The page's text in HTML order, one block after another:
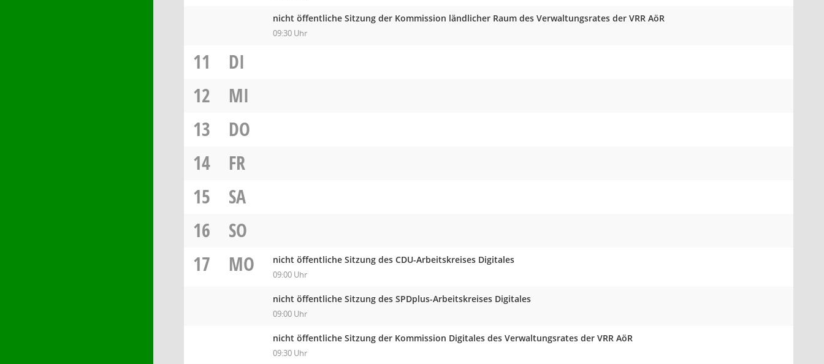
nicht öffentliche Sitzung der Kommission ländlicher Raum des Verwaltungsrates der VRR AöR
09:30 Uhr
11
DI
12
MI
13
DO
14
FR
15
SA
16
SO
17
MO nicht öffentliche Sitzung des CDU-Arbeitskreises Digitales
09:00 Uhr
nicht öffentliche Sitzung des SPDplus-Arbeitskreises Digitales
09:00 Uhr
nicht öffentliche Sitzung der Kommission Digitales des Verwaltungsrates der VRR AöR
09:30 Uhr